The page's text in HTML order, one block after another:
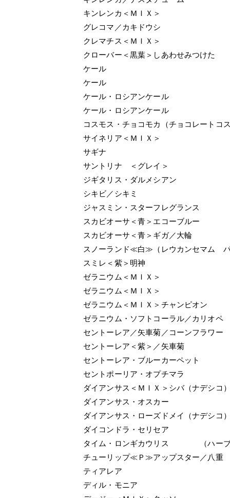
キンレンカ＜ＭＩＸ＞
グレコマ／カキドウシ
クレマチス＜ＭＩＸ＞
クローバー＜黒葉＞しあわせみつけた
ケール
ケール
ケール・ロシアンケール
ケール・ロシアンケール
コスモス・チョコモカ（チョコレートコ
サイネリア＜ＭＩＸ＞
サギナ
サントリナ ＜グレイ＞
ジギタリス・ダルメシアン
シキビ／シキミ
ジャスミン・スターフレグランス
スカビオーサ＜青＞エコーブルー
スカビオーサ＜青＞ギガ／大輪
スノーランド≪白≫（レウカンセマム
スミレ＜紫＞明神
ゼラニウム＜ＭＩＸ＞
ゼラニウム＜ＭＩＸ＞
ゼラニウム＜ＭＩＸ＞チャンピオン
ゼラニウム・ソフトコーラル／カリオペ
セントーレア／矢車菊／コーンフラワー
セントーレア＜紫＞／矢車菊
セントーレア・ブルーカーペット
セントポーリア・オプチマラ
ダイアンサス＜ＭＩＸ＞シバ（ナデシコ
ダイアンサス・オスカー
ダイアンサス・ローズドメイ（ナデシコ
ダイコンドラ・セリセア
タイム・ロンギカウリス （ハー
チューリップ≪Ｐ≫アップスター／八重
ティアレア
ディル・モニア （ハ